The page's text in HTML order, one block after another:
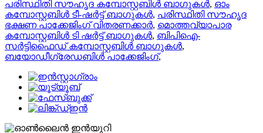
പരിസ്ഥിതി സൗഹൃദ കമ്പോസ്റ്റബിൾ ബാഗുകൾ, ഓം
കമ്പോസ്റ്റബിൾ ടീ-ഷർട്ട് ബാഗുകൾ, പരിസ്ഥിതി സൗഹൃദ
ഭക്ഷണ പാക്കേജിംഗ് വിതരണക്കാർ, മൊത്തവ്യാപാര
കമ്പോസ്റ്റബിൾ ടി ഷർട്ട് ബാഗുകൾ, ബിപിഐ-
സർട്ടിഫൈഡ് കമ്പോസ്റ്റബിൾ ബാഗുകൾ,
ബയോഡീഗ്രേഡബിൾ പാക്കേജിംഗ്,